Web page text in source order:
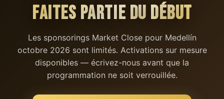
FAITES PARTIE DU DÉBUT
Les sponsorings Market Closepour Medellín
octobre 2026 sont limités. Activations sur mesure
disponibles — écrivez-nous avant que la
programmation ne soit verrouillée.